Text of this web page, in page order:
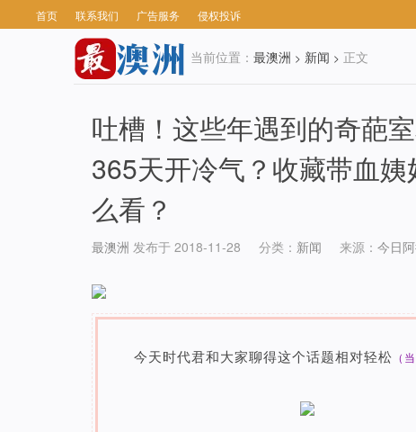
首页 联系我们 广告服务 侵权投诉
当前位置： 最澳洲 > 新闻 > 正文
吐槽！这些年遇到的奇葩
365天开冷气？收藏带血
么看？
最澳洲 发布于 2018-11-28 分类： 新闻 来源： 今日
今天时代君和大家聊得这个话题相对轻松 （